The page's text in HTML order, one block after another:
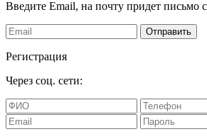
Введите Email, на почту придет письмо
Отправить
Регистрация
Через соц. сети: